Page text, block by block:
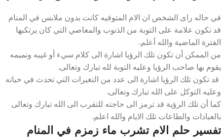
في حاله راى الشخص ان الام المتوفيه كانت بدون ملابس في المنام
قد تكون علامة على التوبة من الذنوب والمعاصي التي كان يرتكبها
الفترة الماضية والله أعلم.
من الممكن أن تكون تلك الرؤيا اشارة الى كلام سيء أو غيبه ونميمه
يقوم بها صاحب الرؤيا وعليه التوبة لله تبارك وتعالى.
قد تكون تلك الرؤيا اشارة الى عدد من التغيرات التي تحدث في حياته
وعليه التوكل على الله تبارك وتعالى.
كما أن تلك الرؤية قد ترمز الى حاجته للتقرب الى الله تبارك وتعالى
بالعبادات والطاعات تلك الايام والله اعلم.
تفسير حلم الام تشرب ماء زمزم في المنام